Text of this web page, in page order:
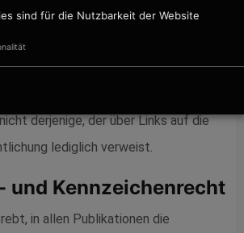
oder unvollständige Inhalte und
die aus der Nutzung oder
dargebotener Informationen
der Anbieter der Seite, auf welche
derjenige, der über Links auf die
lediglich verweist.
und Kennzeichenrecht
in allen Publikationen die
sind für die Nutzbarkeit der Website